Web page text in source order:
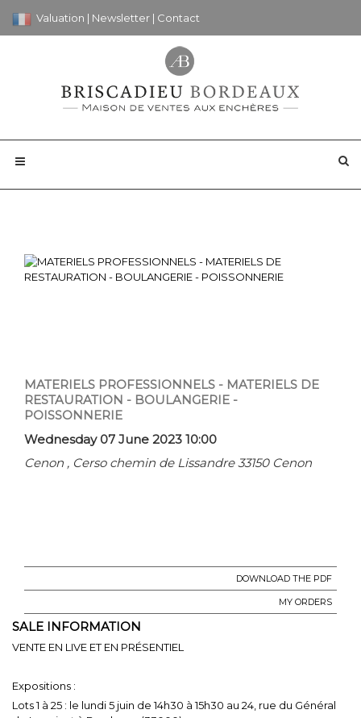
Valuation | Newsletter | Contact
MATERIELS PROFESSIONNELS - MATERIELS DE
RESTAURATION - BOULANGERIE -
POISSONNERIE
Wednesday 07 June 2023 10:00
Cenon , Cerso chemin de Lissandre 33150 Cenon
DOWNLOAD THE PDF
MY ORDERS
SALE INFORMATION
VENTE EN LIVE ET EN PRÉSENTIEL
Expositions :
Lots 1 à 25 : le lundi 5 juin de 14h30 à 15h30 au 24, rue du Général